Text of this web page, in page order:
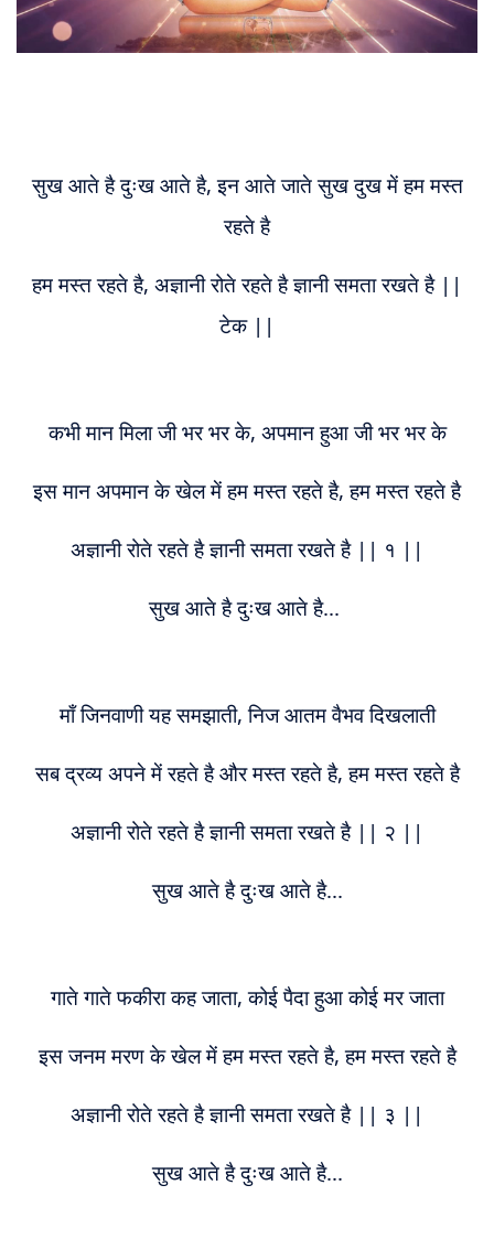
सुख आते है दुःख आते है, इन आते जाते सुख दुख में हम मस्त
रहते है
हम मस्त रहते है, अज्ञानी रोते रहते है ज्ञानी समता रखते है ||
टेक ||
कभी मान मिला जी भर भर के, अपमान हुआ जी भर भर के
इस मान अपमान के खेल में हम मस्त रहते है, हम मस्त रहते है
अज्ञानी रोते रहते है ज्ञानी समता रखते है || १ ||
सुख आते है दुःख आते है...
माँ जिनवाणी यह समझाती, निज आतम वैभव दिखलाती
सब द्रव्य अपने में रहते है और मस्त रहते है, हम मस्त रहते है
अज्ञानी रोते रहते है ज्ञानी समता रखते है || २ ||
सुख आते है दुःख आते है...
गाते गाते फकीरा कह जाता, कोई पैदा हुआ कोई मर जाता
इस जनम मरण के खेल में हम मस्त रहते है, हम मस्त रहते है
अज्ञानी रोते रहते है ज्ञानी समता रखते है || ३ ||
सुख आते है दुःख आते है...